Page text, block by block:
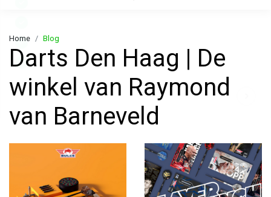
Home Blog
Darts Den Haag | De
winkel van Raymond
van Barneveld